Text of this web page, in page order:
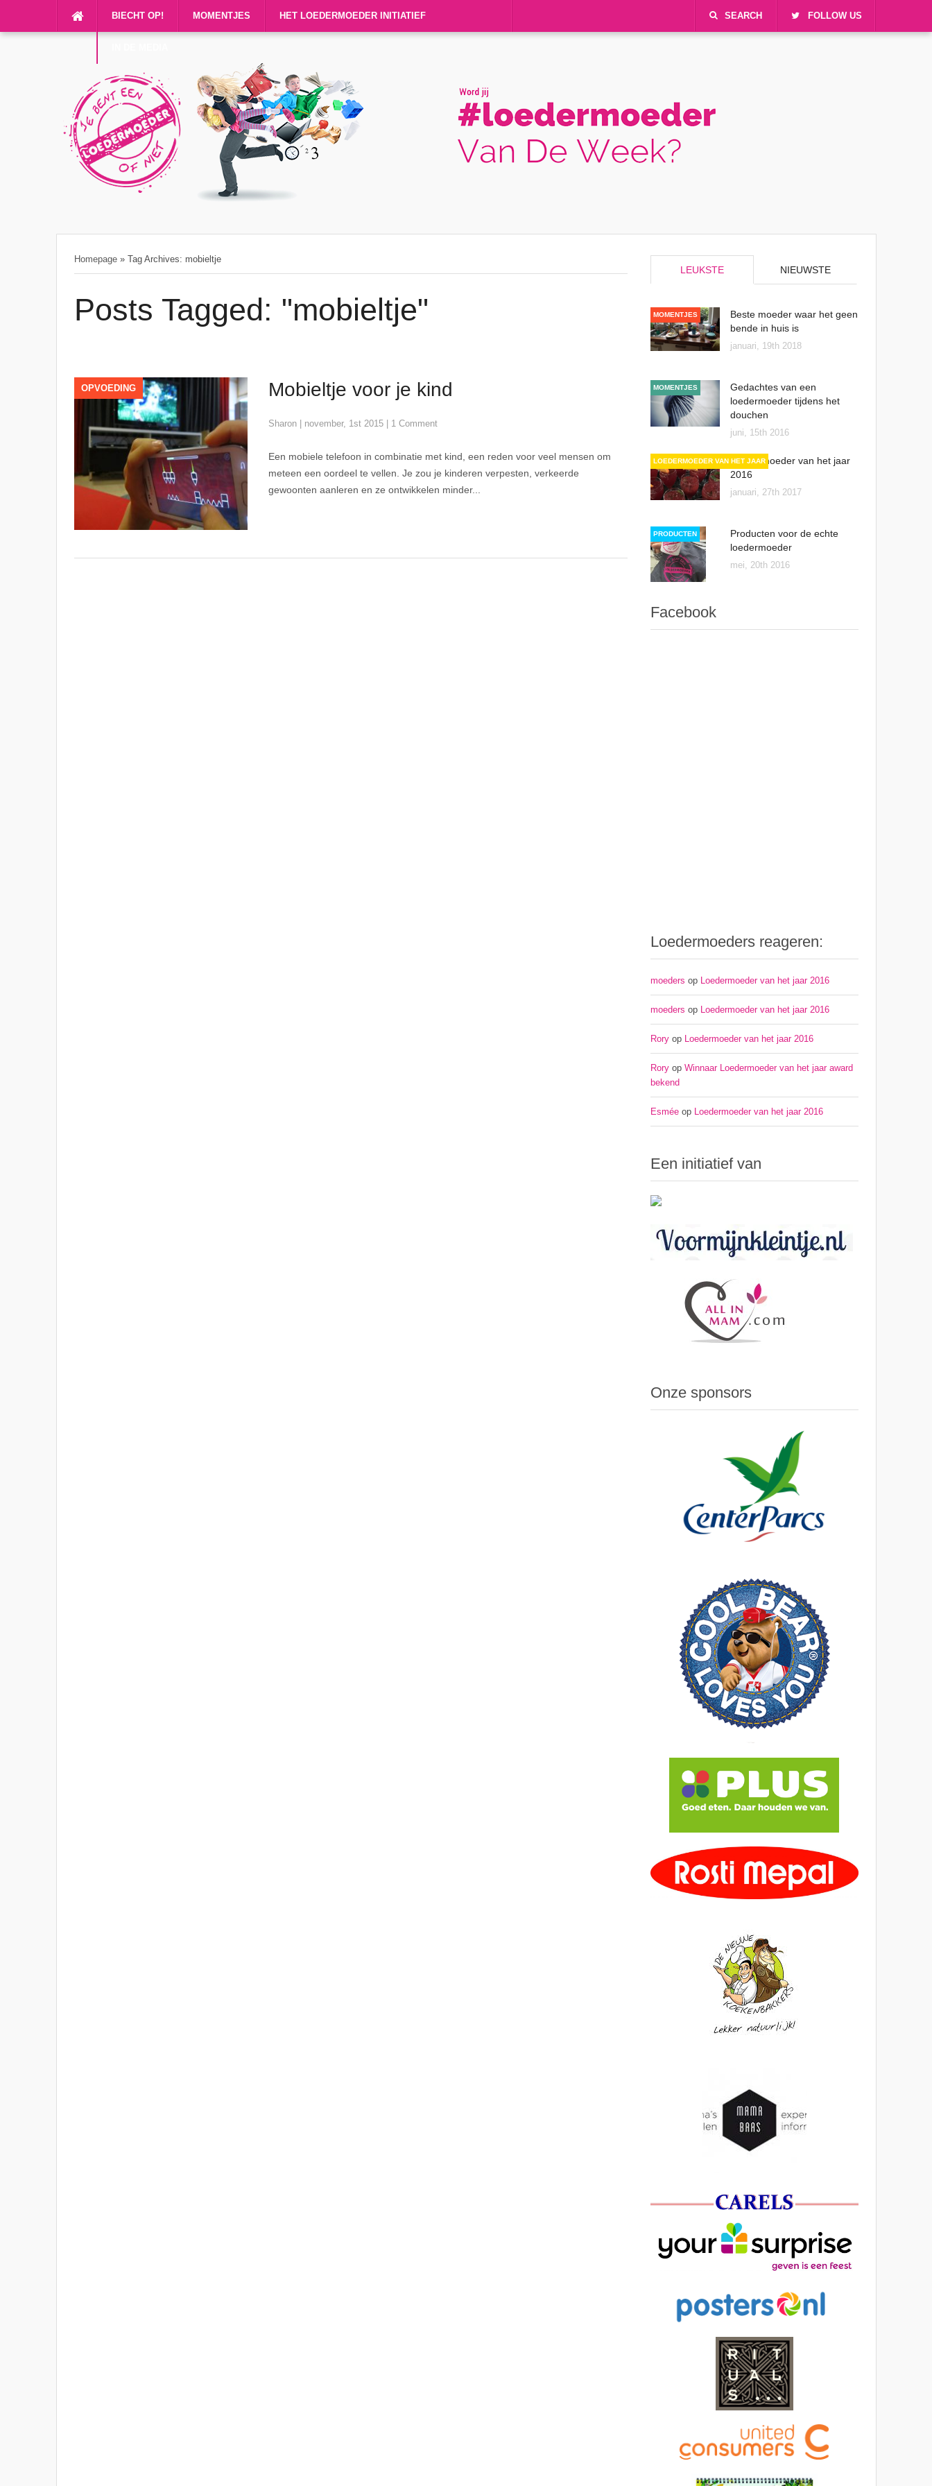
BIECHT OP! MOMENTJES HET LOEDERMOEDER INITIATIEF SEARCH FOLLOW US
Homepage » Tag Archives: mobieltje
Posts Tagged: "mobieltje"
OPVOEDING Mobieltje voor je kind
Sharon november, 1st 2015 1 Comment
Een mobiele telefoon in combinatie met kind, een reden voor veel mensen om
meteen een oordeel te vellen. Je zou je kinderen verpesten, verkeerde
gewoonten aanleren en ze ontwikkelen minder...
LEUKSTE NIEUWSTE
Beste moeder waar het geen
bende in huis is
MOMENTJES
januari, 19th 2018
Gedachtes van een
loedermoeder tijdens het
douchen
MOMENTJES
juni, 15th 2016
Loedermoeder van het jaar
2016
LOEDERMOEDER VAN HET JAAR
januari, 27th 2017
Producten voor de echte
loedermoeder
PRODUCTEN
mei, 20th 2016
Facebook
Loedermoeders reageren:
moeders op Loedermoeder van het jaar 2016
moeders op Loedermoeder van het jaar 2016
Roryop Loedermoeder van het jaar 2016
Roryop Winnaar Loedermoeder van het jaar award
bekend
Esméeop Loedermoeder van het jaar 2016
Een initiatief van
Onze sponsors